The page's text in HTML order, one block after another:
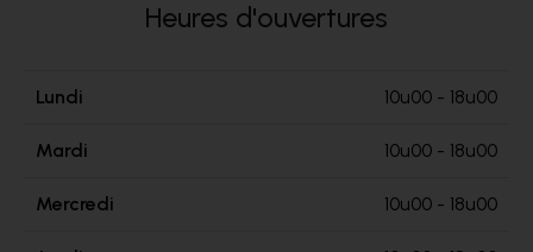
Heures d'ouvertures
Lundi 10u00 - 18u00
Mardi 10u00 - 18u00
Mercredi 10u00 - 18u00